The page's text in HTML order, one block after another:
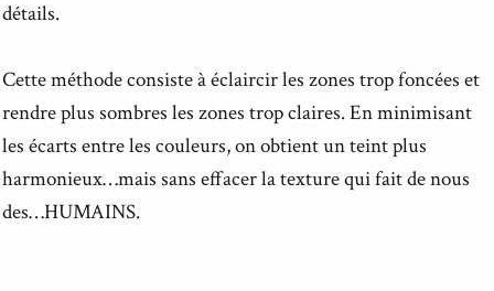
détails.
Cette méthode consiste à éclaircir les zones trop foncées et
rendre plus sombres les zones trop claires. En minimisant
les écarts entre les couleurs, on obtient un teint plus
harmonieux…mais sans effacer la texture qui fait de nous
des…HUMAINS.